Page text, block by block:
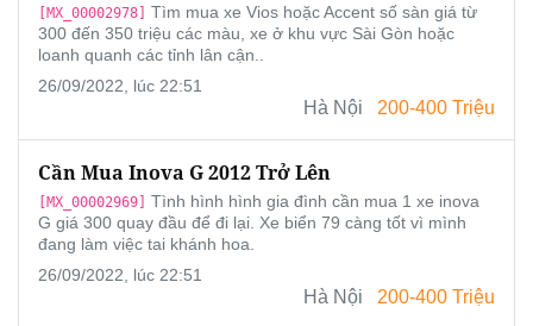
[MX_00002978] Tìm mua xe Vios hoặc Accent số sàn giá từ
300 đến 350 triệu các màu, xe ở khu vực Sài Gòn hoặc
loanh quanh các tỉnh lân cận..
26/09/2022, lúc 22:51
Hà Nội 200-400 Triệu
Cần Mua Inova G 2012 Trở Lên
[MX_00002969] Tình hình hình gia đình cần mua 1 xe inova
G giá 300 quay đầu để đi lại. Xe biển 79 càng tốt vì mình
đang làm việc tai khánh hoa.
26/09/2022, lúc 22:51
Hà Nội 200-400 Triệu